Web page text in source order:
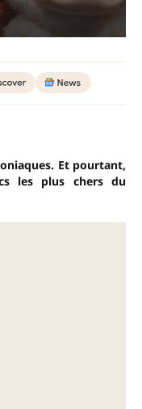
Et pourtant,
les plus chers du